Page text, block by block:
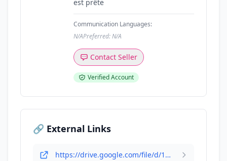
est prête
Communication Languages:
N/APreferred: N/A
Contact Seller
Verified Account
🔗 External Links
https://drive.google.com/file/d/1sl-xrhR75wUSPT1bbasoex4fLycnGt8R/view?usp=sharing